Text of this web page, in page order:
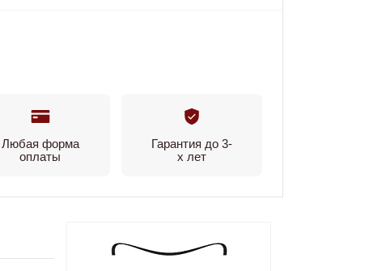
Любая форма
оплаты
Гарантия до 3-
х лет